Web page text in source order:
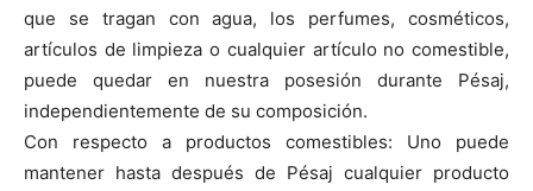
que se tragan con agua, los perfumes, cosméticos,
artículos de limpieza o cualquier artículo no comestible,
puede quedar en nuestra posesión durante Pésaj,
independientemente de su composición.
Con respecto a productos comestibles: Uno puede
mantener hasta después de Pésaj cualquier producto